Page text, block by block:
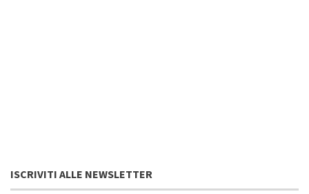
ISCRIVITI ALLE NEWSLETTER